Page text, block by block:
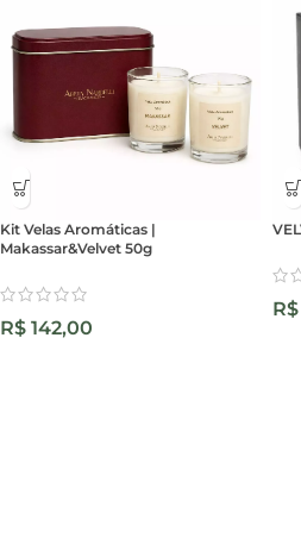
Kit Velas Aromáticas |
Makassar&Velvet 50g
R$ 142,00
R$